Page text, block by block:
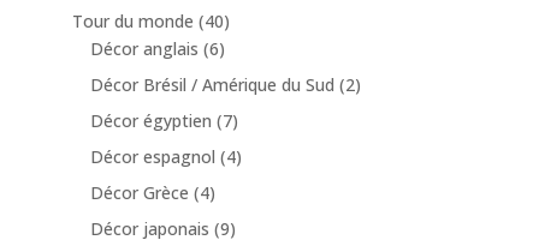
Tour du monde (40)
Décor anglais (6)
Décor Brésil / Amérique du Sud (2)
Décor égyptien (7)
Décor espagnol (4)
Décor Grèce (4)
Décor japonais (9)